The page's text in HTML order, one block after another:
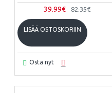
39.99€ 82.35€
LISÄÄ OSTOSKORIIN
Osta nyt